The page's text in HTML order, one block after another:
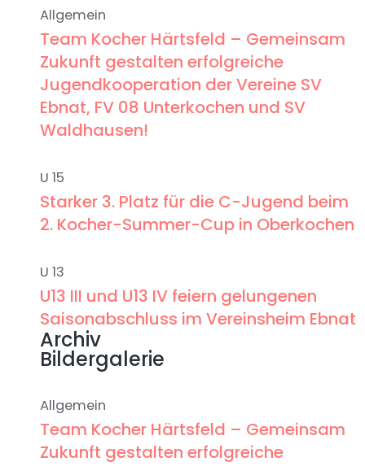
Allgemein
Team Kocher Härtsfeld – Gemeinsam
Zukunft gestalten erfolgreiche
Jugendkooperation der Vereine SV
Ebnat, FV 08 Unterkochen und SV
Waldhausen!
U 15
Starker 3. Platz für die C-Jugend beim
2. Kocher-Summer-Cup in Oberkochen
U 13
U13 III und U13 IV feiern gelungenen
Saisonabschluss im Vereinsheim Ebnat
Archiv
Bildergalerie
Allgemein
Team Kocher Härtsfeld – Gemeinsam
Zukunft gestalten erfolgreiche